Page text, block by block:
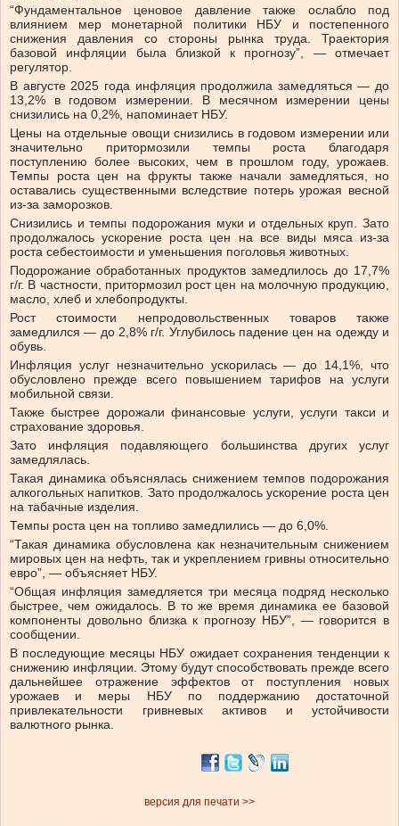
“Фундаментальное ценовое давление также ослабло под
влиянием мер монетарной политики НБУ и постепенного
снижения давления со стороны рынка труда. Траектория
базовой инфляции была близкой к прогнозу”, — отмечает
регулятор.
В августе 2025 года инфляция продолжила замедляться — до
13,2% в годовом измерении. В месячном измерении цены
снизились на 0,2%, напоминает НБУ.
Цены на отдельные овощи снизились в годовом измерении или
значительно притормозили темпы роста благодаря
поступлению более высоких, чем в прошлом году, урожаев.
Темпы роста цен на фрукты также начали замедляться, но
оставались существенными вследствие потерь урожая весной
из-за заморозков.
Снизились и темпы подорожания муки и отдельных круп. Зато
продолжалось ускорение роста цен на все виды мяса из-за
роста себестоимости и уменьшения поголовья животных.
Подорожание обработанных продуктов замедлилось до 17,7%
г/г. В частности, притормозил рост цен на молочную продукцию,
масло, хлеб и хлебопродукты.
Рост стоимости непродовольственных товаров также
замедлился — до 2,8% г/г. Углубилось падение цен на одежду и
обувь.
Инфляция услуг незначительно ускорилась — до 14,1%, что
обусловлено прежде всего повышением тарифов на услуги
мобильной связи.
Также быстрее дорожали финансовые услуги, услуги такси и
страхование здоровья.
Зато инфляция подавляющего большинства других услуг
замедлялась.
Такая динамика объяснялась снижением темпов подорожания
алкогольных напитков. Зато продолжалось ускорение роста цен
на табачные изделия.
Темпы роста цен на топливо замедлились — до 6,0%.
“Такая динамика обусловлена как незначительным снижением
мировых цен на нефть, так и укреплением гривны относительно
евро”, — объясняет НБУ.
“Общая инфляция замедляется три месяца подряд несколько
быстрее, чем ожидалось. В то же время динамика ее базовой
компоненты довольно близка к прогнозу НБУ”, — говорится в
сообщении.
В последующие месяцы НБУ ожидает сохранения тенденции к
снижению инфляции. Этому будут способствовать прежде всего
дальнейшее отражение эффектов от поступления новых
урожаев и меры НБУ по поддержанию достаточной
привлекательности гривневых активов и устойчивости
валютного рынка.
версия для печати >>